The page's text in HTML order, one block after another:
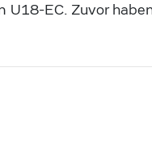
U18-EC. Zuvor